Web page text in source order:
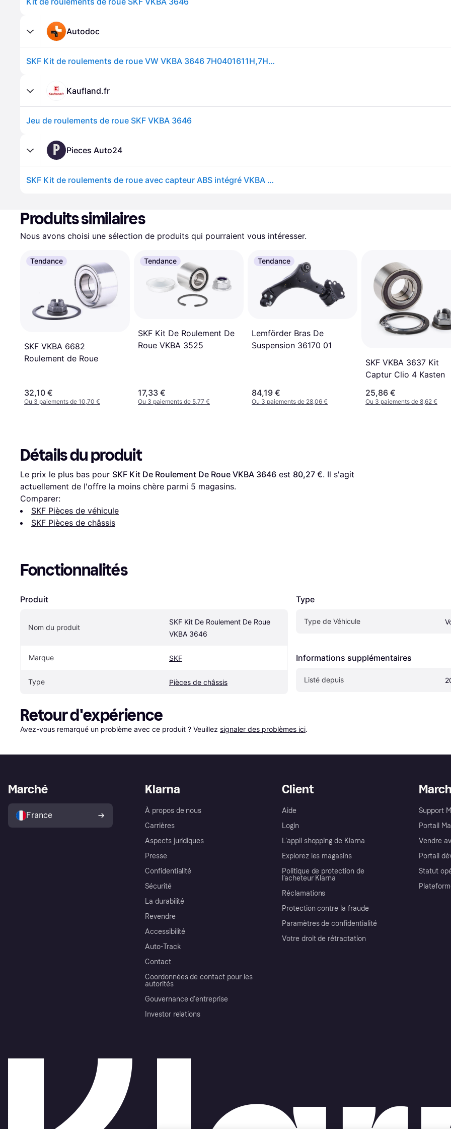
Autodoc
SKF Kit de roulements de roue VW VKBA 3646 7H0401611H,7H0498611,7L0498611 VKN600,VKN601,VKN6021,7H0401611D,7H0401611E
Kaufland.fr
Jeu de roulements de roue SKF VKBA 3646
P Pieces Auto24
SKF Kit de roulements de roue avec capteur ABS intégré VKBA 3646 Jeu roulement de roue,Roulement de roue VW,Touareg (7LA, 7L6, 7L7)
Produits similaires
Nous avons choisi une sélection de produits qui pourraient vous intéresser.
Tendance
SKF VKBA 6682
Roulement de Roue
32,10 €
Ou 3 paiements de 10,70 €
Tendance
SKF Kit De Roulement De
Roue VKBA 3525
17,33 €
Ou 3 paiements de 5,77 €
Tendance
Lemförder Bras De
Suspension 36170 01
84,19 €
Ou 3 paiements de 28,06 €
SKF VKBA 3637 Kit
Captur Clio 4 Kasten
25,86 €
Ou 3 paiements de 8,62 €
Détails du produit
Le prix le plus bas pour SKF Kit De Roulement De Roue VKBA 3646 est 80,27 €. Il s'agit
actuellement de l'offre la moins chère parmi 5 magasins.
Comparer:
SKF Pièces de véhicule
SKF Pièces de châssis
Fonctionnalités
Produit
Nom du produit
SKF Kit De Roulement De Roue
VKBA 3646
Marque SKF
Type Pièces de châssis
Type
Type de Véhicule
Informations supplémentaires
Listé depuis
Retour d'expérience
Avez-vous remarqué un problème avec ce produit ? Veuillez signaler des problèmes ici.
Klarna
À propos de nous
Carrières
Aspects juridiques
Presse
Confidentialité
Sécurité
La durabilité
Revendre
Accessibilité
Auto-Track
Contact
Coordonnées de contact pour les
autorités
Gouvernance d’entreprise
Investor relations
Client
Aide
Login
L'appli shopping de Klarna
Explorez les magasins
Politique de protection de
l’acheteur Klarna
Réclamations
Protection contre la fraude
Paramètres de confidentialité
Votre droit de rétractation
Support
Portail
Vendre
Portail
Statut
Marché
France